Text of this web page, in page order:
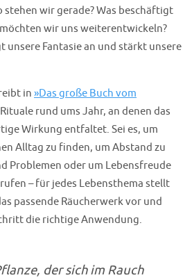
stehen wir gerade? Was beschäftigt
wir uns weiterentwickeln?
unsere Fantasie an und stärkt unsere
in »Das große Buch vom
rund ums Jahr, an denen das
Wirkung entfaltet. Sei es, um
Alltag zu finden, um Abstand zu
Problemen oder um Lebensfreude
– für jedes Lebensthema stellt
passende Räucherwerk vor und
die richtige Anwendung.
der sich im Rauch